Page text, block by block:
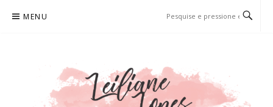
para
MENU